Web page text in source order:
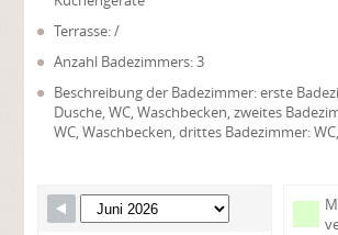
Terrasse: /
Anzahl Badezimmers: 3
Beschreibung der Badezimmer: erste
Dusche, WC, Waschbecken, zweites
WC, Waschbecken, drittes Badezimmer: